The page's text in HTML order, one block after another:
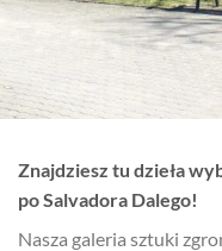
Znajdziesz tu dzieła
po Salvadora Dalego!
Nasza galeria sztuki